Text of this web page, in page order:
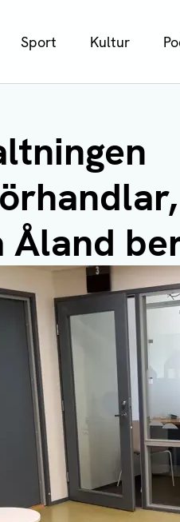
Sport Kultur